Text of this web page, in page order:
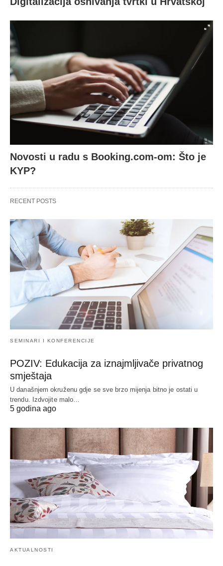
Novosti u radu s Booking.com-om: Što je
KYP?
RECENT POSTS
SEMINARI I KONFERENCIJE
POZIV: Edukacija za iznajmljivače privatnog
smještaja
U današnjem okruženu gdje se sve brzo mijenja bitno je ostati u
trendu. Izdvojite malo…
5 godina ago
AKTUALNOSTI